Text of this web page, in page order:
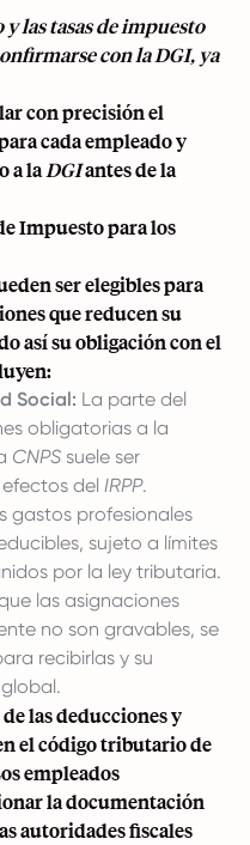
las tasas de impuesto
con laDGI, ya
con precisión el
cada empleado y
a la DGIantes de la
Impuesto para los
ser elegibles para
que reducen su
así su obligación con el
Social: La parte del
obligatorias a la
CNPS suele ser
del IRPP.
gastos profesionales
sujeto a límites
por la ley tributaria.
las asignaciones
no son gravables, se
recibirlas y su
las deducciones y
el código tributario de
empleados
la documentación
autoridades fiscales